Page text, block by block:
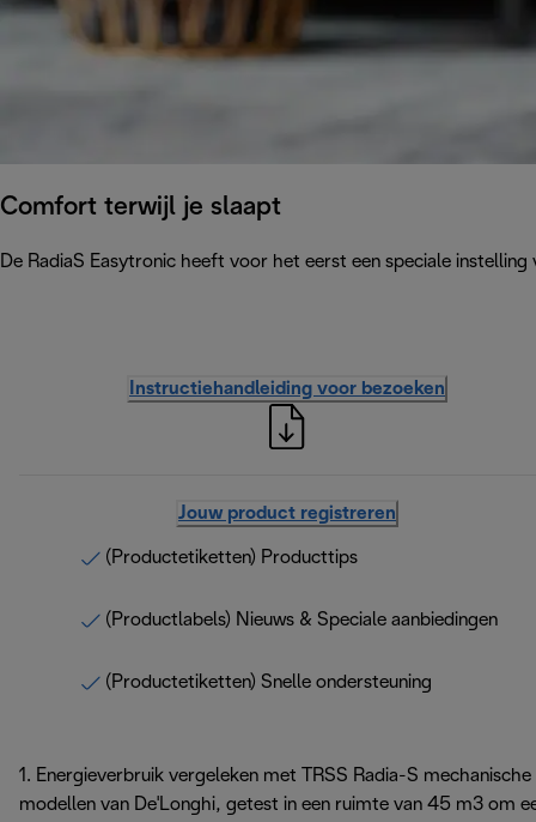
Comfort terwijl je slaapt
De RadiaS Easytronic heeft voor het eerst een speciale
Instructiehandleiding voor bezoeken
Jouw product registreren
(Productetiketten) Producttips
(Productlabels) Nieuws & Speciale aanbiedingen
(Productetiketten) Snelle ondersteuning
1. Energieverbruik vergeleken met TRSS Radia-S mechanische
modellen van De'Longhi, getest in een ruimte van 45 m3 om